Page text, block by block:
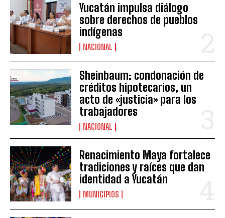
Yucatán impulsa diálogo
sobre derechos de pueblos
indígenas
NACIONAL
Sheinbaum: condonación de
créditos hipotecarios, un
acto de «justicia» para los
trabajadores
NACIONAL
Renacimiento Maya fortalece
tradiciones y raíces que dan
identidad a Yucatán
MUNICIPIOS